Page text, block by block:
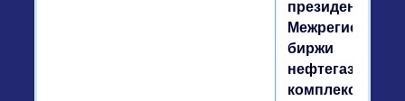
президент
биржи
нефтегазового
комплекса.